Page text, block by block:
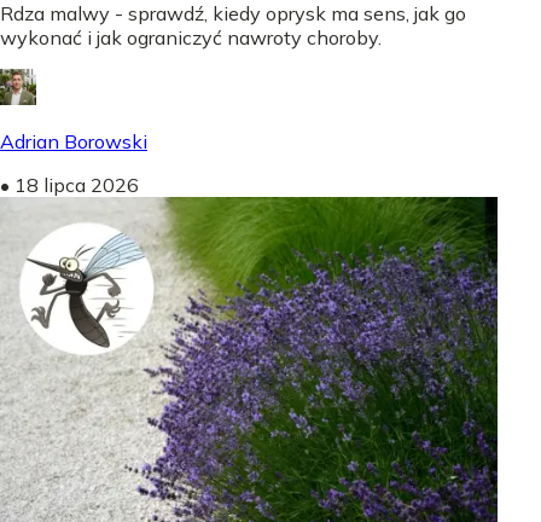
Rdza malwy - sprawdź, kiedy oprysk ma sens, jak go
wykonać i jak ograniczyć nawroty choroby.
Adrian Borowski
• 18 lipca 2026